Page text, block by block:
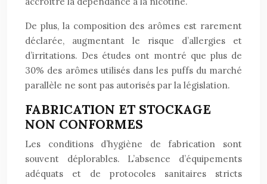
De plus, la composition des arômes est rarement
déclarée, augmentant le risque d’allergies et
d’irritations. Des études ont montré que plus de
30% des arômes utilisés dans les puffs du marché
parallèle ne sont pas autorisés par la législation.
FABRICATION ET STOCKAGE
NON CONFORMES
Les conditions d’hygiène de fabrication sont
souvent déplorables. L’absence d’équipements
adéquats et de protocoles sanitaires stricts